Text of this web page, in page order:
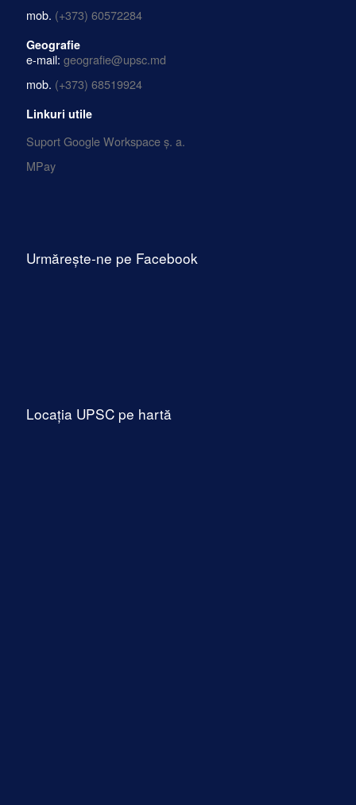
mob. (+373) 60572284
Geografie
e-mail: geografie@upsc.md
mob. (+373) 68519924
Linkuri utile
Suport Google Workspace ș. a.
MPay
Urmărește-ne pe Facebook
Locația UPSC pe hartă